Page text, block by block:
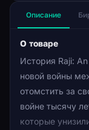
Описание
О товаре
История Raji:
новой войны
отомстить за
войне тысячу
которые